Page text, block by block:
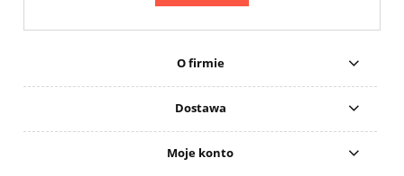
O firmie
Dostawa
Moje konto